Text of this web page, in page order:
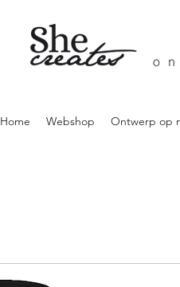
Home Webshop Ontwerp op